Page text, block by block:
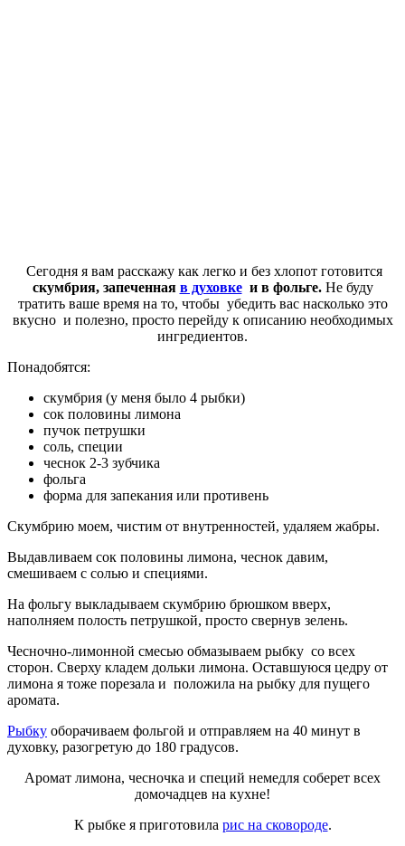
Сегодня я вам расскажу как легко и без хлопот готовится
скумбрия, запеченная в духовкеи в фольге. Не буду
тратить ваше время на то, чтобы убедить вас насколько это
вкусно и полезно, просто перейду к описанию необходимых
ингредиентов.
Понадобятся:
скумбрия (у меня было 4 рыбки)
сок половины лимона
пучок петрушки
соль, специи
чеснок 2-3 зубчика
фольга
форма для запекания или противень
Скумбрию моем, чистим от внутренностей, удаляем жабры.
Выдавливаем сок половины лимона, чеснок давим,
смешиваем с солью и специями.
На фольгу выкладываем скумбрию брюшком вверх,
наполняем полость петрушкой, просто свернув зелень.
Чесночно-лимонной смесью обмазываем рыбку со всех
сторон. Сверху кладем дольки лимона. Оставшуюся цедру от
лимона я тоже порезала и положила на рыбку для пущего
аромата.
Рыбку оборачиваем фольгой и отправляем на 40 минут в
духовку, разогретую до 180 градусов.
Аромат лимона, чесночка и специй немедля соберет всех
домочадцев на кухне!
К рыбке я приготовила рис на сковороде.